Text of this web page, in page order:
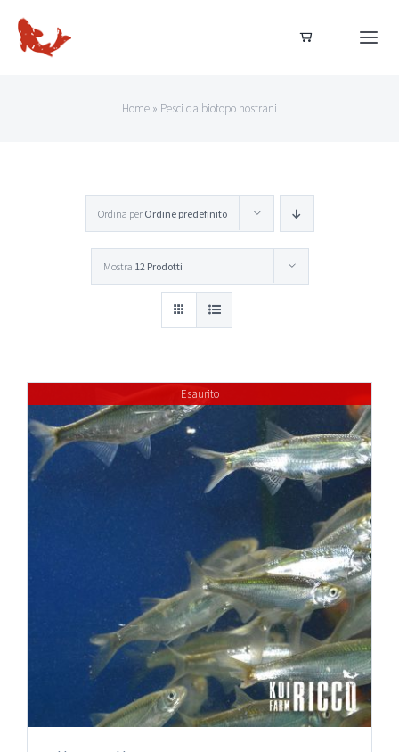
Salta
Home
Acquista ora
Acquisti sicuri
Home » Pesci da biotopo nostrani
Ordina per Ordine predefinito
Mostra 12 Prodotti
Esaurito